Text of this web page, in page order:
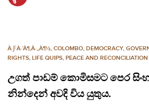
À·ƑÀ·’À¶‚À·„À¶½, COLOMBO, DEMOCRACY,
RIGHTS, LIFE QUIPS, PEACE AND RECONCILIATION
උගත් පාඩම් කොමිසමට පෙර
නින්දෙන් අවදි විය යුතුය.